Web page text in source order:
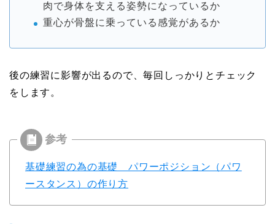
肉で身体を支える姿勢になっているか
重心が骨盤に乗っている感覚があるか
後の練習に影響が出るので、毎回しっかりとチェック
をします。
基礎練習の為の基礎 パワーポジション（パワ
ースタンス） の作り方